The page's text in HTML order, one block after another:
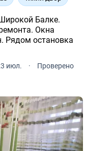
Балке.
Окна
Рядом остановка
июл. ·
Проверено